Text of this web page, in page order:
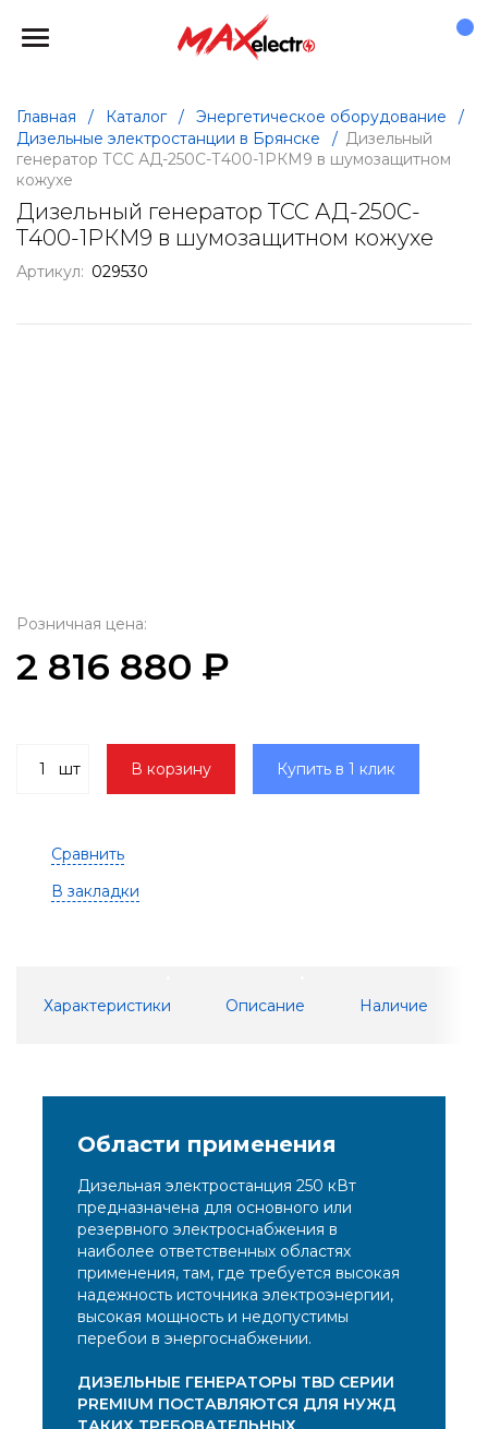
Главная / Каталог / Энергетическое оборудование
/
Дизельные электростанции в Брянске
/ Дизельный
генератор ТСС АД-250С-Т400-1РКМ9 в шумозащитном
кожухе
Дизельный генератор ТСС АД-250С-
Т400-1РКМ9 в шумозащитном кожухе
Артикул: 029530
Розничная цена:
2 816 880 ₽
шт В корзину Купить в 1 клик
Сравнить
В закладки
Характеристики Описание Наличие
Области применения
Дизельная электростанция 250 кВт
предназначена для основного или
резервного электроснабжения в
наиболее ответственных областях
применения, там, где требуется высокая
надежность источника электроэнергии,
высокая мощность и недопустимы
перебои в энергоснабжении.
ДИЗЕЛЬНЫЕ ГЕНЕРАТОРЫ TBD СЕРИИ
PREMIUM ПОСТАВЛЯЮТСЯ ДЛЯ НУЖД